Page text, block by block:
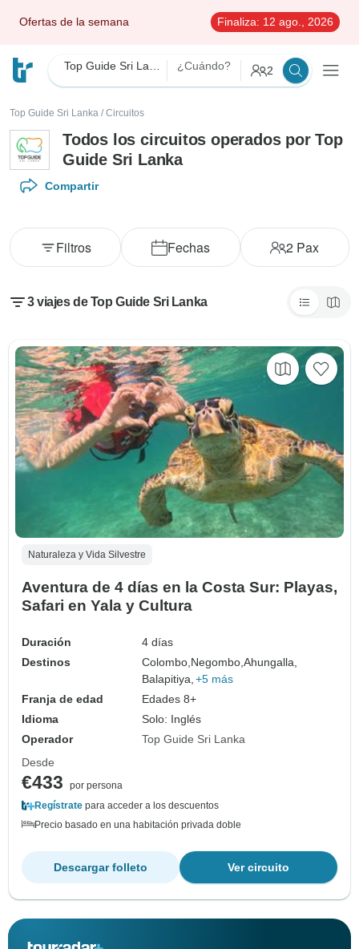
Ofertas de la semana Finaliza: 12 ago., 2026
¿Cuándo? 2
Top Guide Sri Lanka / Circuitos
Todos los circuitos operados por Top
Guide Sri Lanka
Compartir
Fechas 2 Pax
Filtros
3 viajes de Top Guide Sri Lanka
Naturaleza y Vida Silvestre
Aventura de 4 días en la Costa Sur: Playas,
Safari en Yala y Cultura
Duración
4 días
Destinos
Colombo, Negombo,Ahungalla,
Balapitiya, +5 más
Franja de edad
Edades 8+
Idioma
Solo: Inglés
Operador
Top Guide Sri Lanka
Desde
€433
por persona
Regístrate para acceder a los descuentos
Precio basado en una habitación privada doble
Ver circuito
Descargar folleto